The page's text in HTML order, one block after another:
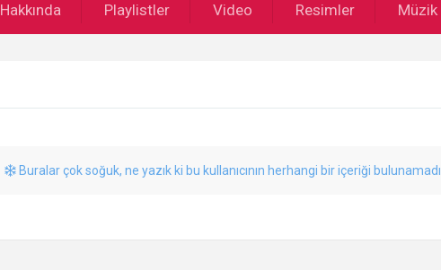
Hakkında Playlistler Video Resimler Müzik
Buralar çok soğuk, ne yazık ki bu kullanıcının herhangi bir içeriği bulunamadı..